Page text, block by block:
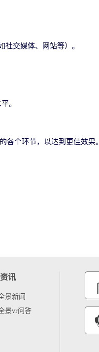
交媒体、网站等）。
。
个环节，以达到更佳效果。
讯
景新闻
景vr问答